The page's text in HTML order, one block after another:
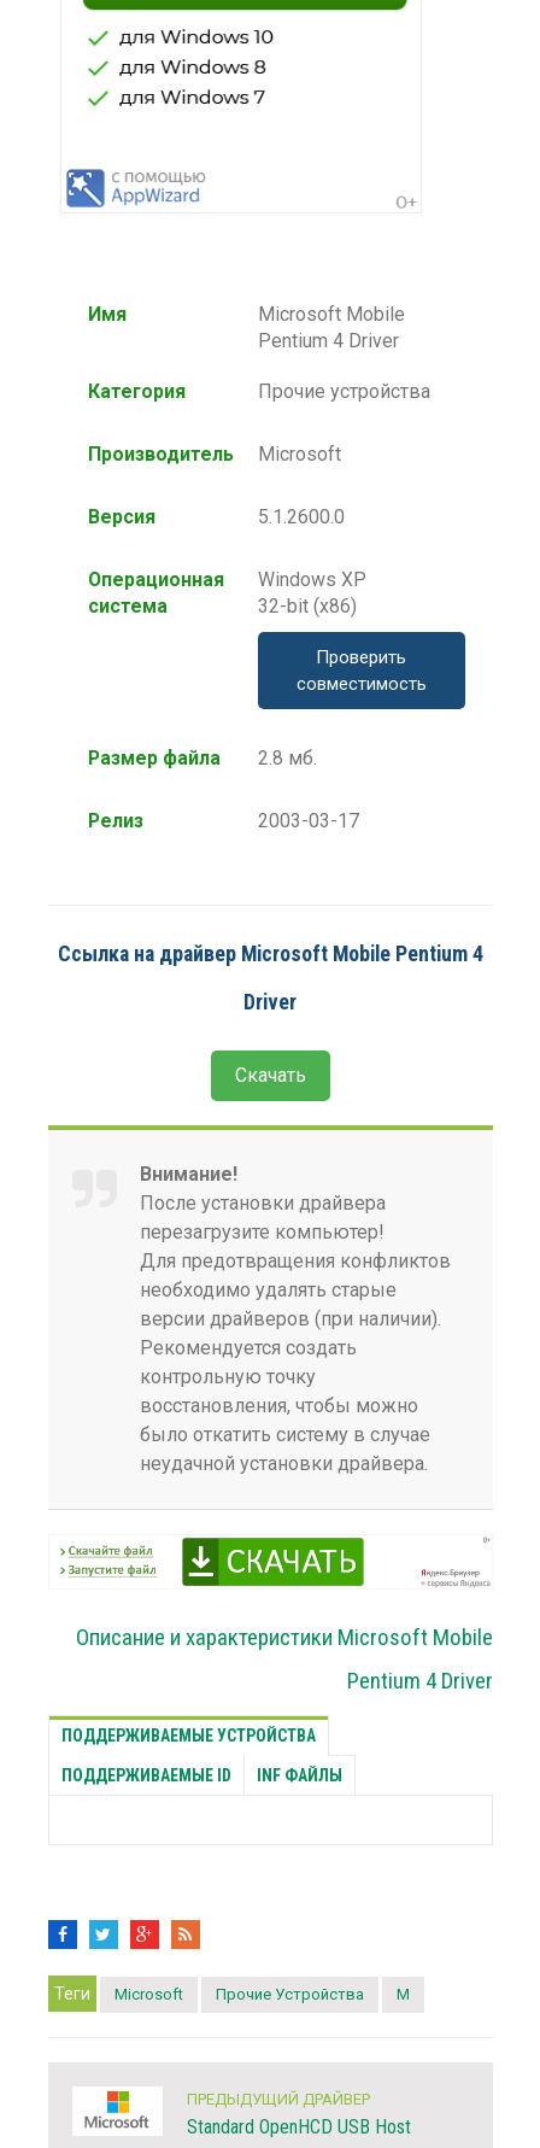
Имя
Microsoft Mobile
Pentium 4 Driver
Категория Прочие устройства
Производитель Microsoft
Версия 5.1.2600.0
Операционная
система
Windows XP
32-bit (x86)
Проверить
совместимость
Размер файла 2.8 мб.
Релиз 2003-03-17
Ссылка на драйвер Microsoft Mobile Pentium 4
Driver
Скачать
Внимание!
После установки драйвера
перезагрузите компьютер!
Для предотвращения конфликтов
необходимо удалять старые
версии драйверов (при наличии).
Рекомендуется создать
контрольную точку
восстановления, чтобы можно
было откатить систему в случае
неудачной установки драйвера.
Описание и характеристики Microsoft Mobile
Pentium 4 Driver
ПОДДЕРЖИВАЕМЫЕ УСТРОЙСТВА
ПОДДЕРЖИВАЕМЫЕ ID INF ФАЙЛЫ
Теги Microsoft Прочие Устройства M
ПРЕДЫДУЩИЙ ДРАЙВЕР
Standard OpenHCD USB Host